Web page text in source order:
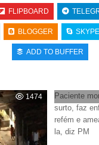
FLIPBOARD
BLOGGER SKYPE
ADD TO BUFFER
1474
Paciente
surto, faz
refém e
la, diz PM